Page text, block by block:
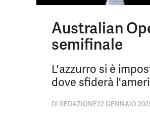
Australian
semifinale
L'azzurro si è
dove sfiderà
DI REDAZIONE22 GENNAIO